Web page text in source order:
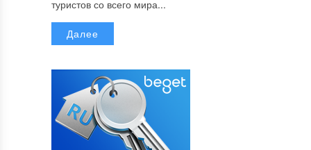
туристов со всего мира...
Далее